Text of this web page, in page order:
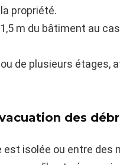
propriété.
m du bâtiment au
de plusieurs étages,
des
isolée ou entre des